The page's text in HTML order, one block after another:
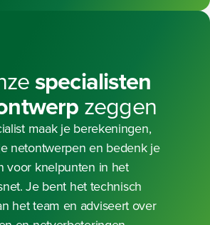
specialisten
zeggen
maak je berekeningen,
netontwerpen en bedenk je
voor knelpunten in het
Je bent het technisch
het team en adviseert over
ben je van begin
naar de beste
vind ik superleuk."
krijgen nieuwe klanten